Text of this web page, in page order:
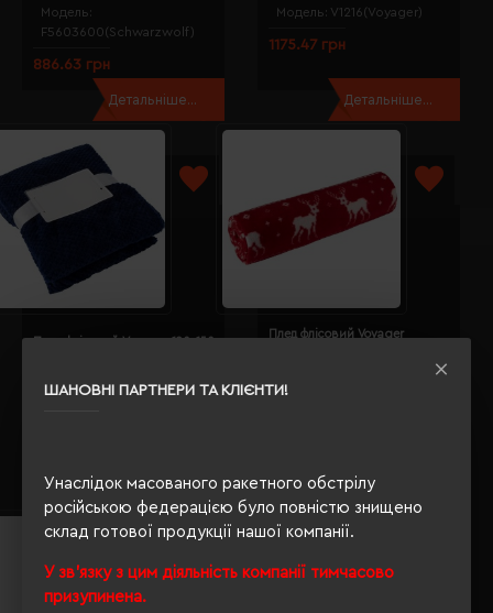
ШАНОВНІ ПАРТНЕРИ ТА КЛІЄНТИ!
Унаслідок масованого ракетного обстрілу
російською федерацією було повністю знищено
склад готової продукції нашої компанії.
У зв'язку з цим діяльність компанії тимчасово
призупинена.
Модель:
F5603600(Schwarzwolf)
886.63 грн
Детальніше...
Модель: V1216(Voyager)
1175.47 грн
Детальніше...
Кількість кольорів: 4
Детальніше...
Кількість кольорів:
Плед флісовий Voyager
Детальніше...